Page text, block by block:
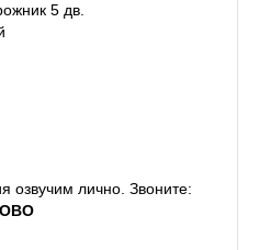
5 дв.
озвучим лично. Звоните: